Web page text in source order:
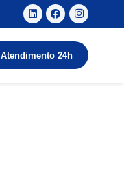
Atendimento 24h